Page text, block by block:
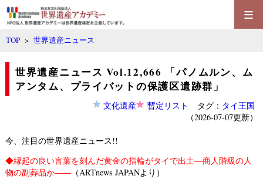
≡
TOP >世界遺産ニュース
世界遺産ニュース Vol.12,666 「パノムルン、ム
アンタム、プライバットの保護区遺跡群」
文化遺産 暫定リスト タグ： タイ王国
（2026-07-07更新）
今、注目の世界遺産ニュース!!
◆縁起の良い言葉を刻んだ黄金の指輪がタイで出土—商人階級の人
物の副葬品か――（ARTnews JAPANより）